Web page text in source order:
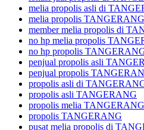
melia propolis asli di
melia propolis TANGERANG
member melia propolis di
no hp melia propolis
no hp propolis
penjual propolis asli
penjual propolis
propolis asli di
propolis asli TANGERANG
propolis melia TANGERANG
propolis TANGERANG
pusat melia propolis di